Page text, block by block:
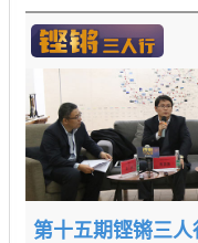
第十五期铿锵三